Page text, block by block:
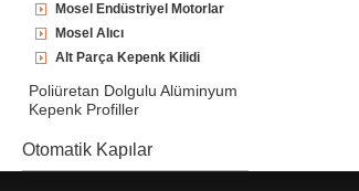
Mosel Endüstriyel Motorlar
Mosel Alıcı
Alt Parça Kepenk Kilidi
Poliüretan Dolgulu Alüminyum
Kepenk Profiller
Otomatik Kapılar